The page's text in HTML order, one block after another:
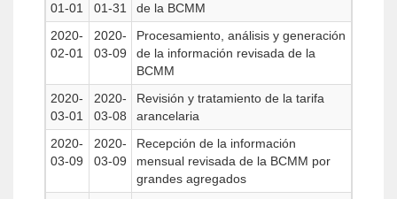
01-01
01-31
de la BCMM
2020-
02-01
2020-
03-09
Procesamiento, análisis y generación
de la información revisada de la
BCMM
2020-
03-01
2020-
03-08
Revisión y tratamiento de la tarifa
arancelaria
2020-
03-09
2020-
03-09
Recepción de la información
mensual revisada de la BCMM por
grandes agregados